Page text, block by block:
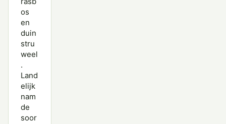
os
en
duin
stru
weel
.
Land
elijk
nam
de
soor